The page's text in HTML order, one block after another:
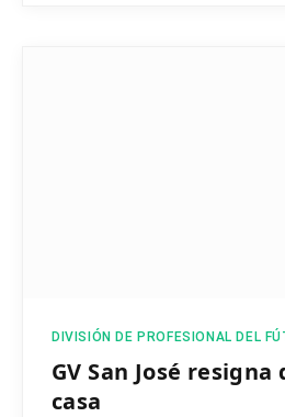
DIVISIÓN DE PROFESIONAL DEL
GV San José
casa